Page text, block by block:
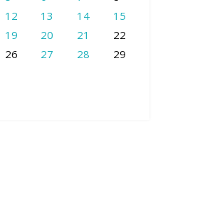
12 13 14
15
19 20 21
22
26 27 28
29